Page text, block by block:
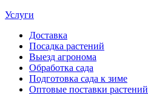
Услуги
Доставка
Посадка растений
Выезд агронома
Обработка сада
Подготовка сада к зиме
Оптовые поставки растений